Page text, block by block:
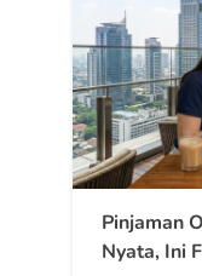
Pinjaman
Nyata, Ini